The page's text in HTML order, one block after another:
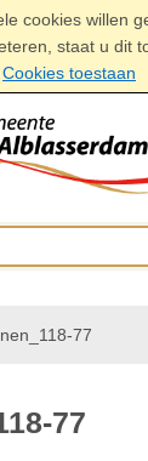
cookies willen
staat u dit
Cookies toestaan
77
77